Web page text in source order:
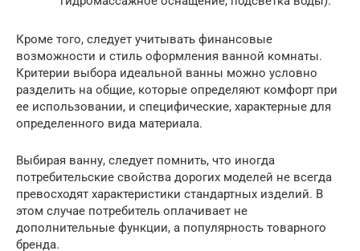
Кроме того, следует учитывать финансовые
возможности и стиль оформления ванной комнаты.
Критерии выбора идеальной ванны можно условно
разделить на общие, которые определяют комфорт при
ее использовании, и специфические, характерные для
определенного вида материала.
Выбирая ванну, следует помнить, что иногда
потребительские свойства дорогих моделей не всегда
превосходят характеристики стандартных изделий. В
этом случае потребитель оплачивает не
дополнительные функции, а популярность товарного
бренда.